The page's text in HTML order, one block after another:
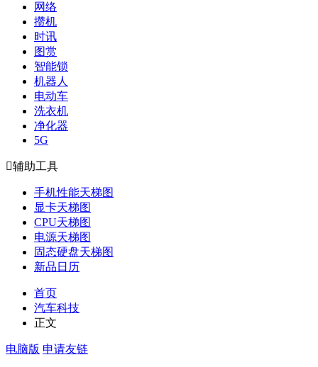
网络
攒机
时讯
图赏
智能锁
机器人
电动车
洗衣机
净化器
5G
辅助工具
手机性能天梯图
显卡天梯图
CPU天梯图
电源天梯图
固态硬盘天梯图
新品日历
首页
汽车科技
正文
电脑版 申请友链